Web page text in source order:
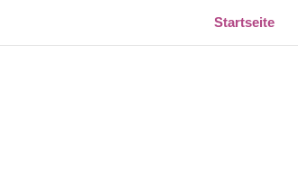
Startseite